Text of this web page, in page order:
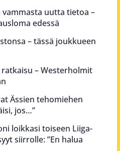
vammasta uutta tietoa –
edessä
– tässä joukkueen
– Westerholmit
Ässien tehomiehen
jos…”
loikkasi toiseen Liiga-
siirrolle: ”En halua